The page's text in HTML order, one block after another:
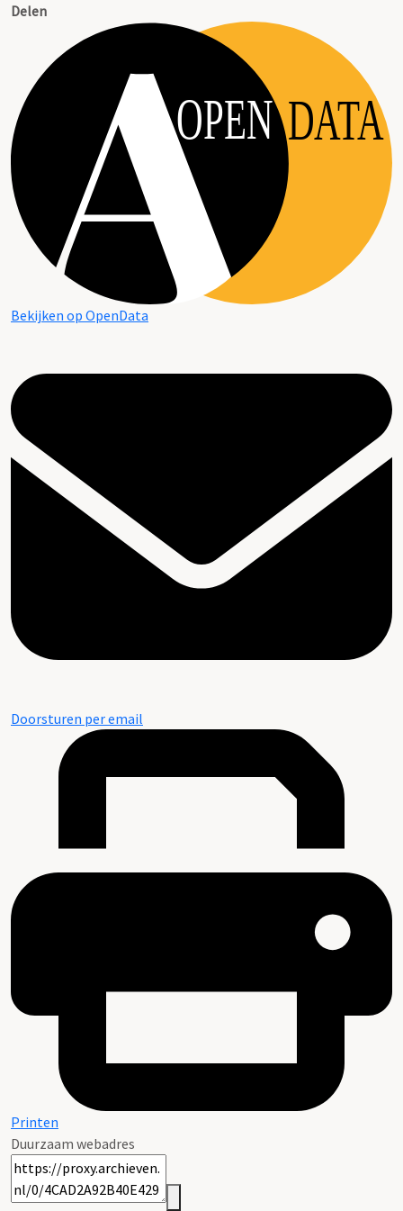
Delen
OPEN DATA
Bekijken op OpenData
Doorsturen per email
Printen
Duurzaam webadres